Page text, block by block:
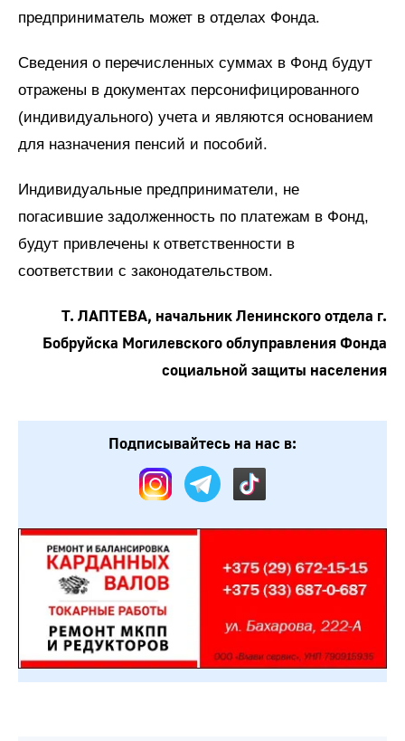
предприниматель может в отделах Фонда.
Сведения о перечисленных суммах в Фонд будут
отражены в документах персонифицированного
(индивидуального) учета и являются основанием
для назначения пенсий и пособий.
Индивидуальные предприниматели, не
погасившие задолженность по платежам в Фонд,
будут привлечены к ответственности в
соответствии с законодательством.
Т. ЛАПТЕВА, начальник Ленинского отдела г.
Бобруйска Могилевского облуправления Фонда
социальной защиты населения
Подписывайтесь на нас в: